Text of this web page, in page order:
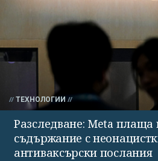
ТЕХНОЛОГИИ
Разследване: Meta плаща
съдържание с
антиваксърски послания